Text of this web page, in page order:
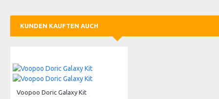
KUNDEN KAUFTEN AUCH
Voopoo Doric Galaxy Kit